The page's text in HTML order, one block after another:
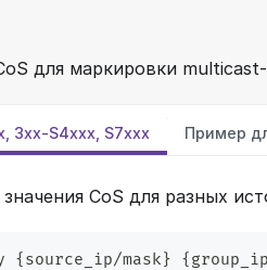
для маркировки
3xx-S4xxx, S7xxx Пример
CoS для разных
mask}